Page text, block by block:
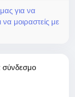
για να
να μοιραστείς με
σύνδεσμο